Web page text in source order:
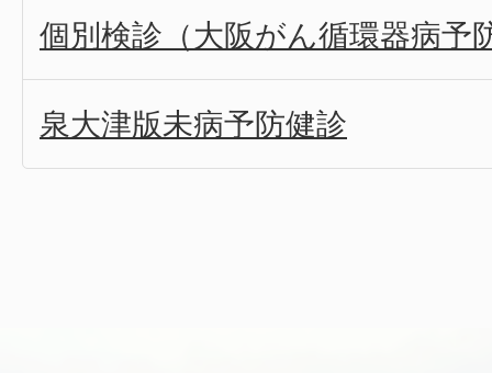
個別検診（大阪がん循環器病予
泉大津版未病予防健診